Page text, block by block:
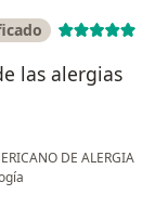
Calero, E.;
lymphocyte
de
las alergias
DE ALERGIA